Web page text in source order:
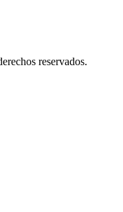
reservados.